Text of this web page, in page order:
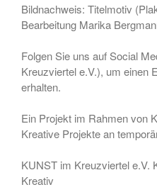
Bildnachweis: Titelmotiv
Bearbeitung Marika
Folgen Sie uns auf Social
Kreuzviertel e.V.), um einen
erhalten.
Ein Projekt im Rahmen von
Kreative Projekte an
KUNST im Kreuzviertel e.V.
Kreativ